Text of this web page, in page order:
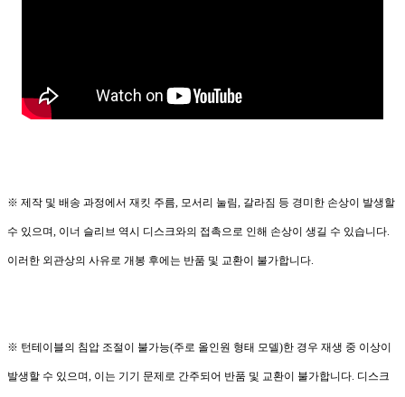
※ 제작 및 배송 과정에서 재킷 주름, 모서리 눌림, 갈라짐 등 경미한 손상이 발생할
수 있으며, 이너 슬리브 역시 디스크와의 접촉으로 인해 손상이 생길 수 있습니다.
이러한 외관상의 사유로 개봉 후에는 반품 및 교환이 불가합니다.
※ 턴테이블의 침압 조절이 불가능(주로 올인원 형태 모델)한 경우 재생 중 이상이
발생할 수 있으며, 이는 기기 문제로 간주되어 반품 및 교환이 불가합니다. 디스크